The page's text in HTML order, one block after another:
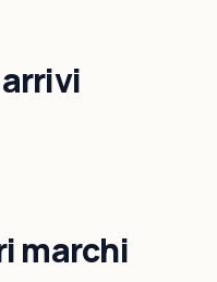
marchi